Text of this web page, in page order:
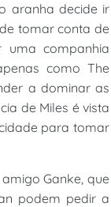
aranha decide ir
tomar conta de
uma companhia
como The
a dominar as
de Miles é vista
para tomar
Ganke, que
podem pedir a